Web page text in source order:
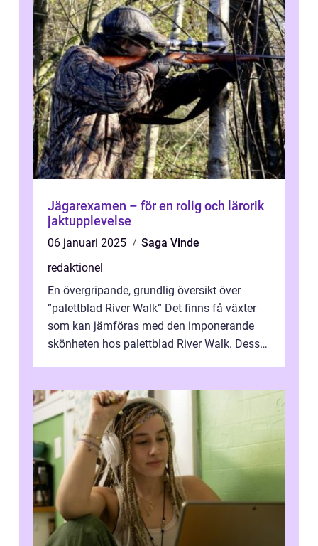
Jägarexamen – för en rolig och lärorik
jaktupplevelse
06 januari 2025
Saga Vinde
redaktionel
En övergripande, grundlig översikt över
”palettblad River Walk” Det finns få växter
som kan jämföras med den imponerande
skönheten hos palettblad River Walk. Dess